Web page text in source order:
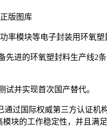
版图库
模块等电子封装用环氧塑
进的环氧塑封料生产线2
并实现首次国产替代。
过国际权威第三方认证机
块的工作稳定性，并且满